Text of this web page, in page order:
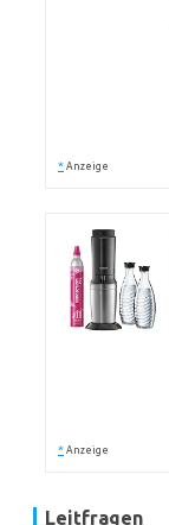
* Anzeige
* Anzeige
Leitfragen